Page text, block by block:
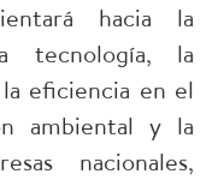
hacia la
tecnología, la
eficiencia en el
ambiental y la
nacionales,